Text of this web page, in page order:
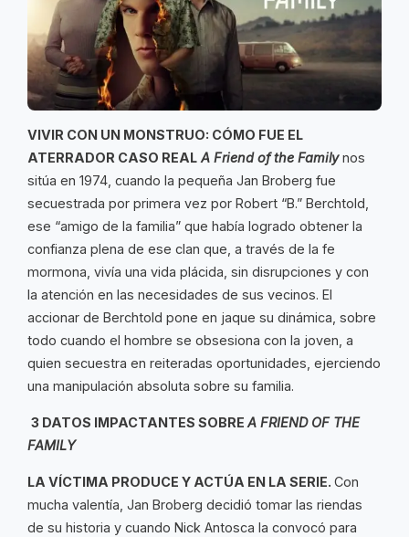
VIVIR CON UN MONSTRUO: CÓMO FUE EL
ATERRADOR CASO REAL A Friend of the Familynos
sitúa en 1974, cuando la pequeña Jan Broberg fue
secuestrada por primera vez por Robert “B.” Berchtold,
ese “amigo de la familia” que había logrado obtener la
confianza plena de ese clan que, a través de la fe
mormona, vivía una vida plácida, sin disrupciones y con
la atención en las necesidades de sus vecinos. El
accionar de Berchtold pone en jaque su dinámica, sobre
todo cuando el hombre se obsesiona con la joven, a
quien secuestra en reiteradas oportunidades, ejerciendo
una manipulación absoluta sobre su familia.
3 DATOS IMPACTANTES SOBREA FRIEND OF THE
FAMILY
LA VÍCTIMA PRODUCE Y ACTÚA EN LA SERIE. Con
mucha valentía, Jan Broberg decidió tomar las riendas
de su historia y cuando Nick Antosca la convocó para